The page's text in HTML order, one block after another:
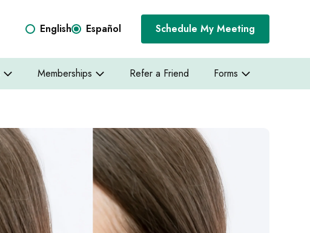
English Español Schedule My Meeting
Memberships Refer a Friend Forms